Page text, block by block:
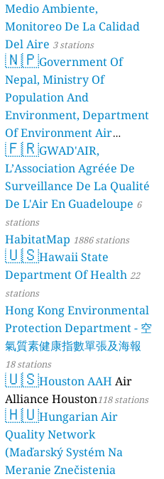
Medio Ambiente,
Monitoreo De La Calidad
Del Aire 3 stations
🇳🇵Government Of
Nepal, Ministry Of
Population And
Environment, Department
Of Environment Air
Quality Monitoring
stations
🇫🇷GWAD'AIR,
L’Association Agréée De
Surveillance De La Qualité
De L'Air En Guadeloupe 6
stations
HabitatMap 1886 stations
🇺🇸Hawaii State
Department Of Health 22
stations
Hong Kong Environmental
Protection Department - 空
氣質素健康指數單張及海報
18 stations
🇺🇸Houston AAH Air
Alliance Houston118 stations
🇭🇺Hungarian Air
Quality Network
(Maďarský Systém Na
Meranie Znečistenia